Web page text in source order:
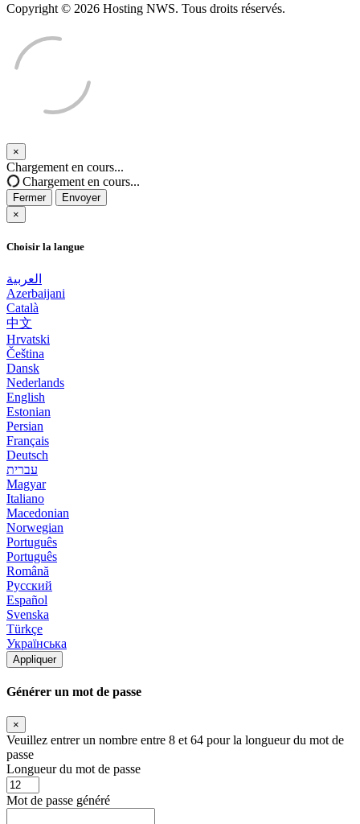
Copyright © 2026 Hosting NWS. Tous droits réservés.
×
Fermer
Chargement en cours...
Chargement en cours...
Fermer
Envoyer
×
Choisir la langue
العربية
Azerbaijani
Català
中文
Hrvatski
Čeština
Dansk
Nederlands
English
Estonian
Persian
Français
Deutsch
עברית
Magyar
Italiano
Macedonian
Norwegian
Português
Português
Română
Русский
Español
Svenska
Türkçe
Українська
Appliquer
Générer un mot de passe
×
Veuillez entrer un nombre entre 8 et 64 pour la longueur du mot de
passe
Longueur du mot de passe
Mot de passe généré